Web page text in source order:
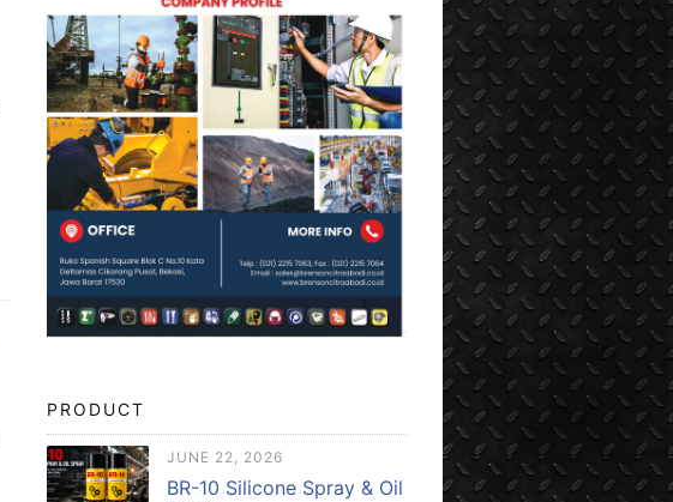
PRODUCT
JUNE 22, 2026
BR-10 Silicone Spray & Oil